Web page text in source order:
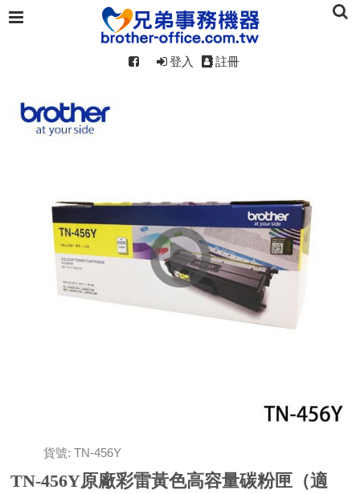
登入 註冊
貨號: TN-456Y
TN-456Y原廠彩雷黃色高容量碳粉匣（適